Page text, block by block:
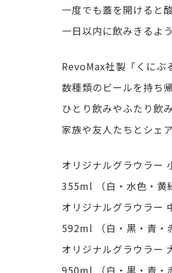
一度でも蓋を開けると
一日以内に飲みきるよ
RevoMax社製「くにぶ
数種類のビールを持ち
ひとり飲みやふたり飲
家族や友人たちとシェ
オリジナルグラウラー
355ml （白・水色・黄
オリジナルグラウラー
592ml （白・黒・青・
オリジナルグラウラー